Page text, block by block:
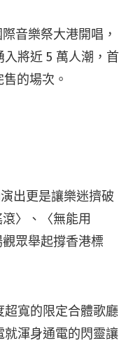
音樂祭大港開唱，
將近 5 萬人潮，首
的場次。
出更是讓樂迷擠破
〉、〈無能用
眾舉起撐香港標
寬的限定合體歌廳
渾身通電的閃靈讓